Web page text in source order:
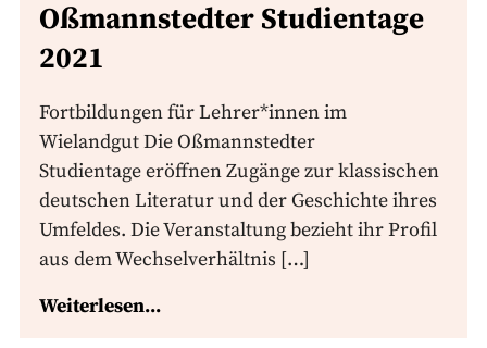
Oßmannstedter Studientage
2021
Fortbildungen für Lehrer*innen im
Wielandgut Die Oßmannstedter
Studientage eröffnen Zugänge zur klassischen
deutschen Literatur und der Geschichte ihres
Umfeldes. Die Veranstaltung bezieht ihr Profil
aus dem Wechselverhältnis […]
Weiterlesen...